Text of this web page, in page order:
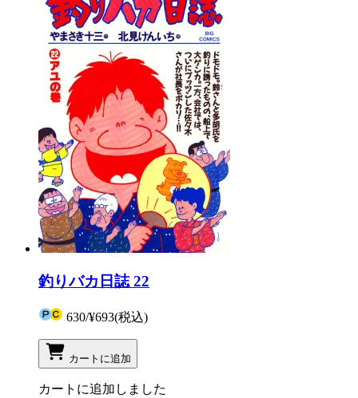
釣りバカ日誌 22
630/¥693(税込)
カートに追加
カートに追加しました